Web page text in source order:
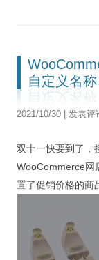
自定义名称
2021/10/30 发表评
双十一快要到了，
WooCommerce网
置了促销价格的商